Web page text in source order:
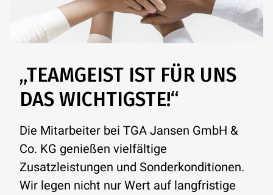
„TEAMGEIST IST FÜR UNS
DAS WICHTIGSTE!“
Die Mitarbeiter bei TGA Jansen GmbH &
Co. KG genießen vielfältige
Zusatzleistungen und Sonderkonditionen.
Wir legen nicht nur Wert auf langfristige